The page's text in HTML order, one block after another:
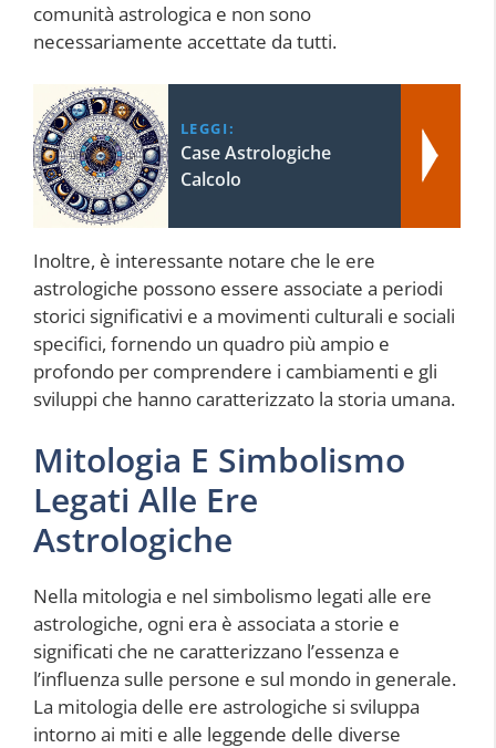
comunità astrologica e non sono
necessariamente accettate da tutti.
LEGGI:
Case Astrologiche
Calcolo
Inoltre, è interessante notare che le ere
astrologiche possono essere associate a periodi
storici significativi e a movimenti culturali e sociali
specifici, fornendo un quadro più ampio e
profondo per comprendere i cambiamenti e gli
sviluppi che hanno caratterizzato la storia umana.
Mitologia E Simbolismo
Legati Alle Ere
Astrologiche
Nella mitologia e nel simbolismo legati alle ere
astrologiche, ogni era è associata a storie e
significati che ne caratterizzano l’essenza e
l’influenza sulle persone e sul mondo in generale.
La mitologia delle ere astrologiche si sviluppa
intorno ai miti e alle leggende delle diverse